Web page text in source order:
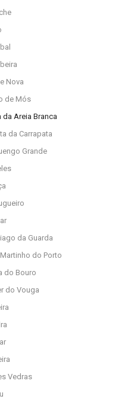
Nova
de Mós
Areia Branca
da Carrapata
Grande
da Guarda
do Porto
do Bouro
do Vouga
Vedras